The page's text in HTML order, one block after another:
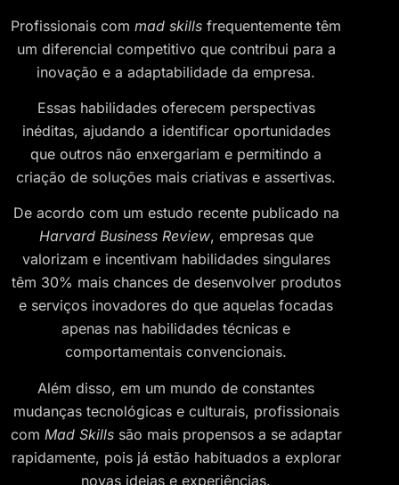
Profissionais com mad skills frequentemente têm
um diferencial competitivo que contribui para a
inovação e a adaptabilidade da empresa.
Essas habilidades oferecem perspectivas
inéditas, ajudando a identificar oportunidades
que outros não enxergariam e permitindo a
criação de soluções mais criativas e assertivas.
De acordo com um estudo recente publicado na
Harvard Business Review, empresas que
valorizam e incentivam habilidades singulares
têm 30% mais chances de desenvolver produtos
e serviços inovadores do que aquelas focadas
apenas nas habilidades técnicas e
comportamentais convencionais.
Além disso, em um mundo de constantes
mudanças tecnológicas e culturais, profissionais
com Mad Skillssão mais propensos a se adaptar
rapidamente, pois já estão habituados a explorar
novas ideias e experiências.